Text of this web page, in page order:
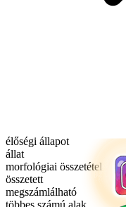
élőségi állapot
állat
morfológiai összetétel
összetett
megszámlálható
többes számú alak